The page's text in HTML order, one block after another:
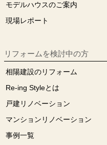
モデルハウスのご案内
現場レポート
リフォームを検討中の⽅
相陽建設のリフォーム
Re-ing Styleとは
戸建リノベーション
マンションリノベーション
事例一覧